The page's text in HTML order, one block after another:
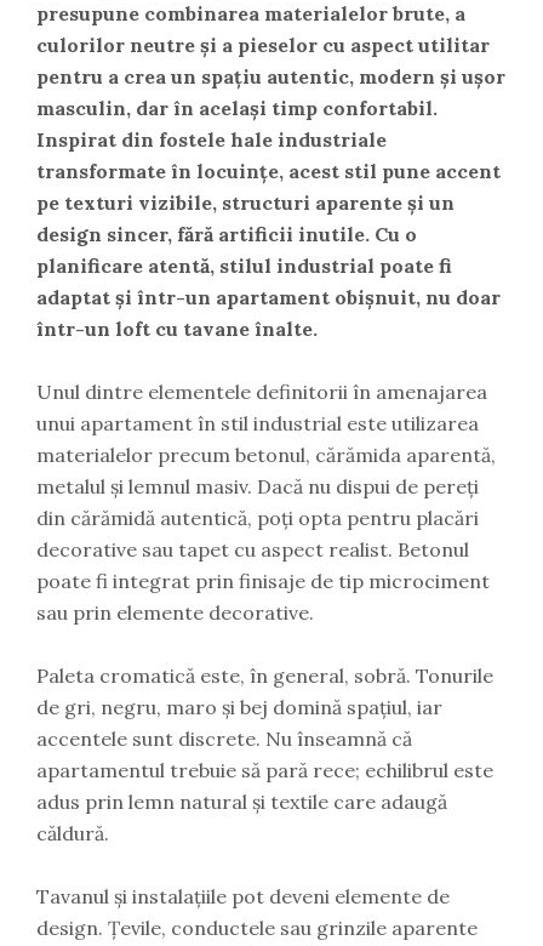
presupune combinarea materialelor brute, a
culorilor neutre și a pieselor cu aspect utilitar
pentru a crea un spațiu autentic, modern și ușor
masculin, dar în același timp confortabil.
Inspirat din fostele hale industriale
transformate în locuințe, acest stil pune accent
pe texturi vizibile, structuri aparente și un
design sincer, fără artificii inutile. Cu o
planificare atentă, stilul industrial poate fi
adaptat și într-un apartament obișnuit, nu doar
într-un loft cu tavane înalte.
Unul dintre elementele definitorii în amenajarea
unui apartament în stil industrial este utilizarea
materialelor precum betonul, cărămida aparentă,
metalul și lemnul masiv. Dacă nu dispui de pereți
din cărămidă autentică, poți opta pentru placări
decorative sau tapet cu aspect realist. Betonul
poate fi integrat prin finisaje de tip microciment
sau prin elemente decorative.
Paleta cromatică este, în general, sobră. Tonurile
de gri, negru, maro și bej domină spațiul, iar
accentele sunt discrete. Nu înseamnă că
apartamentul trebuie să pară rece; echilibrul este
adus prin lemn natural și textile care adaugă
căldură.
Tavanul și instalațiile pot deveni elemente de
design. Țevile, conductele sau grinzile aparente